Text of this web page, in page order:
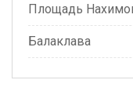
Площадь
Балаклава